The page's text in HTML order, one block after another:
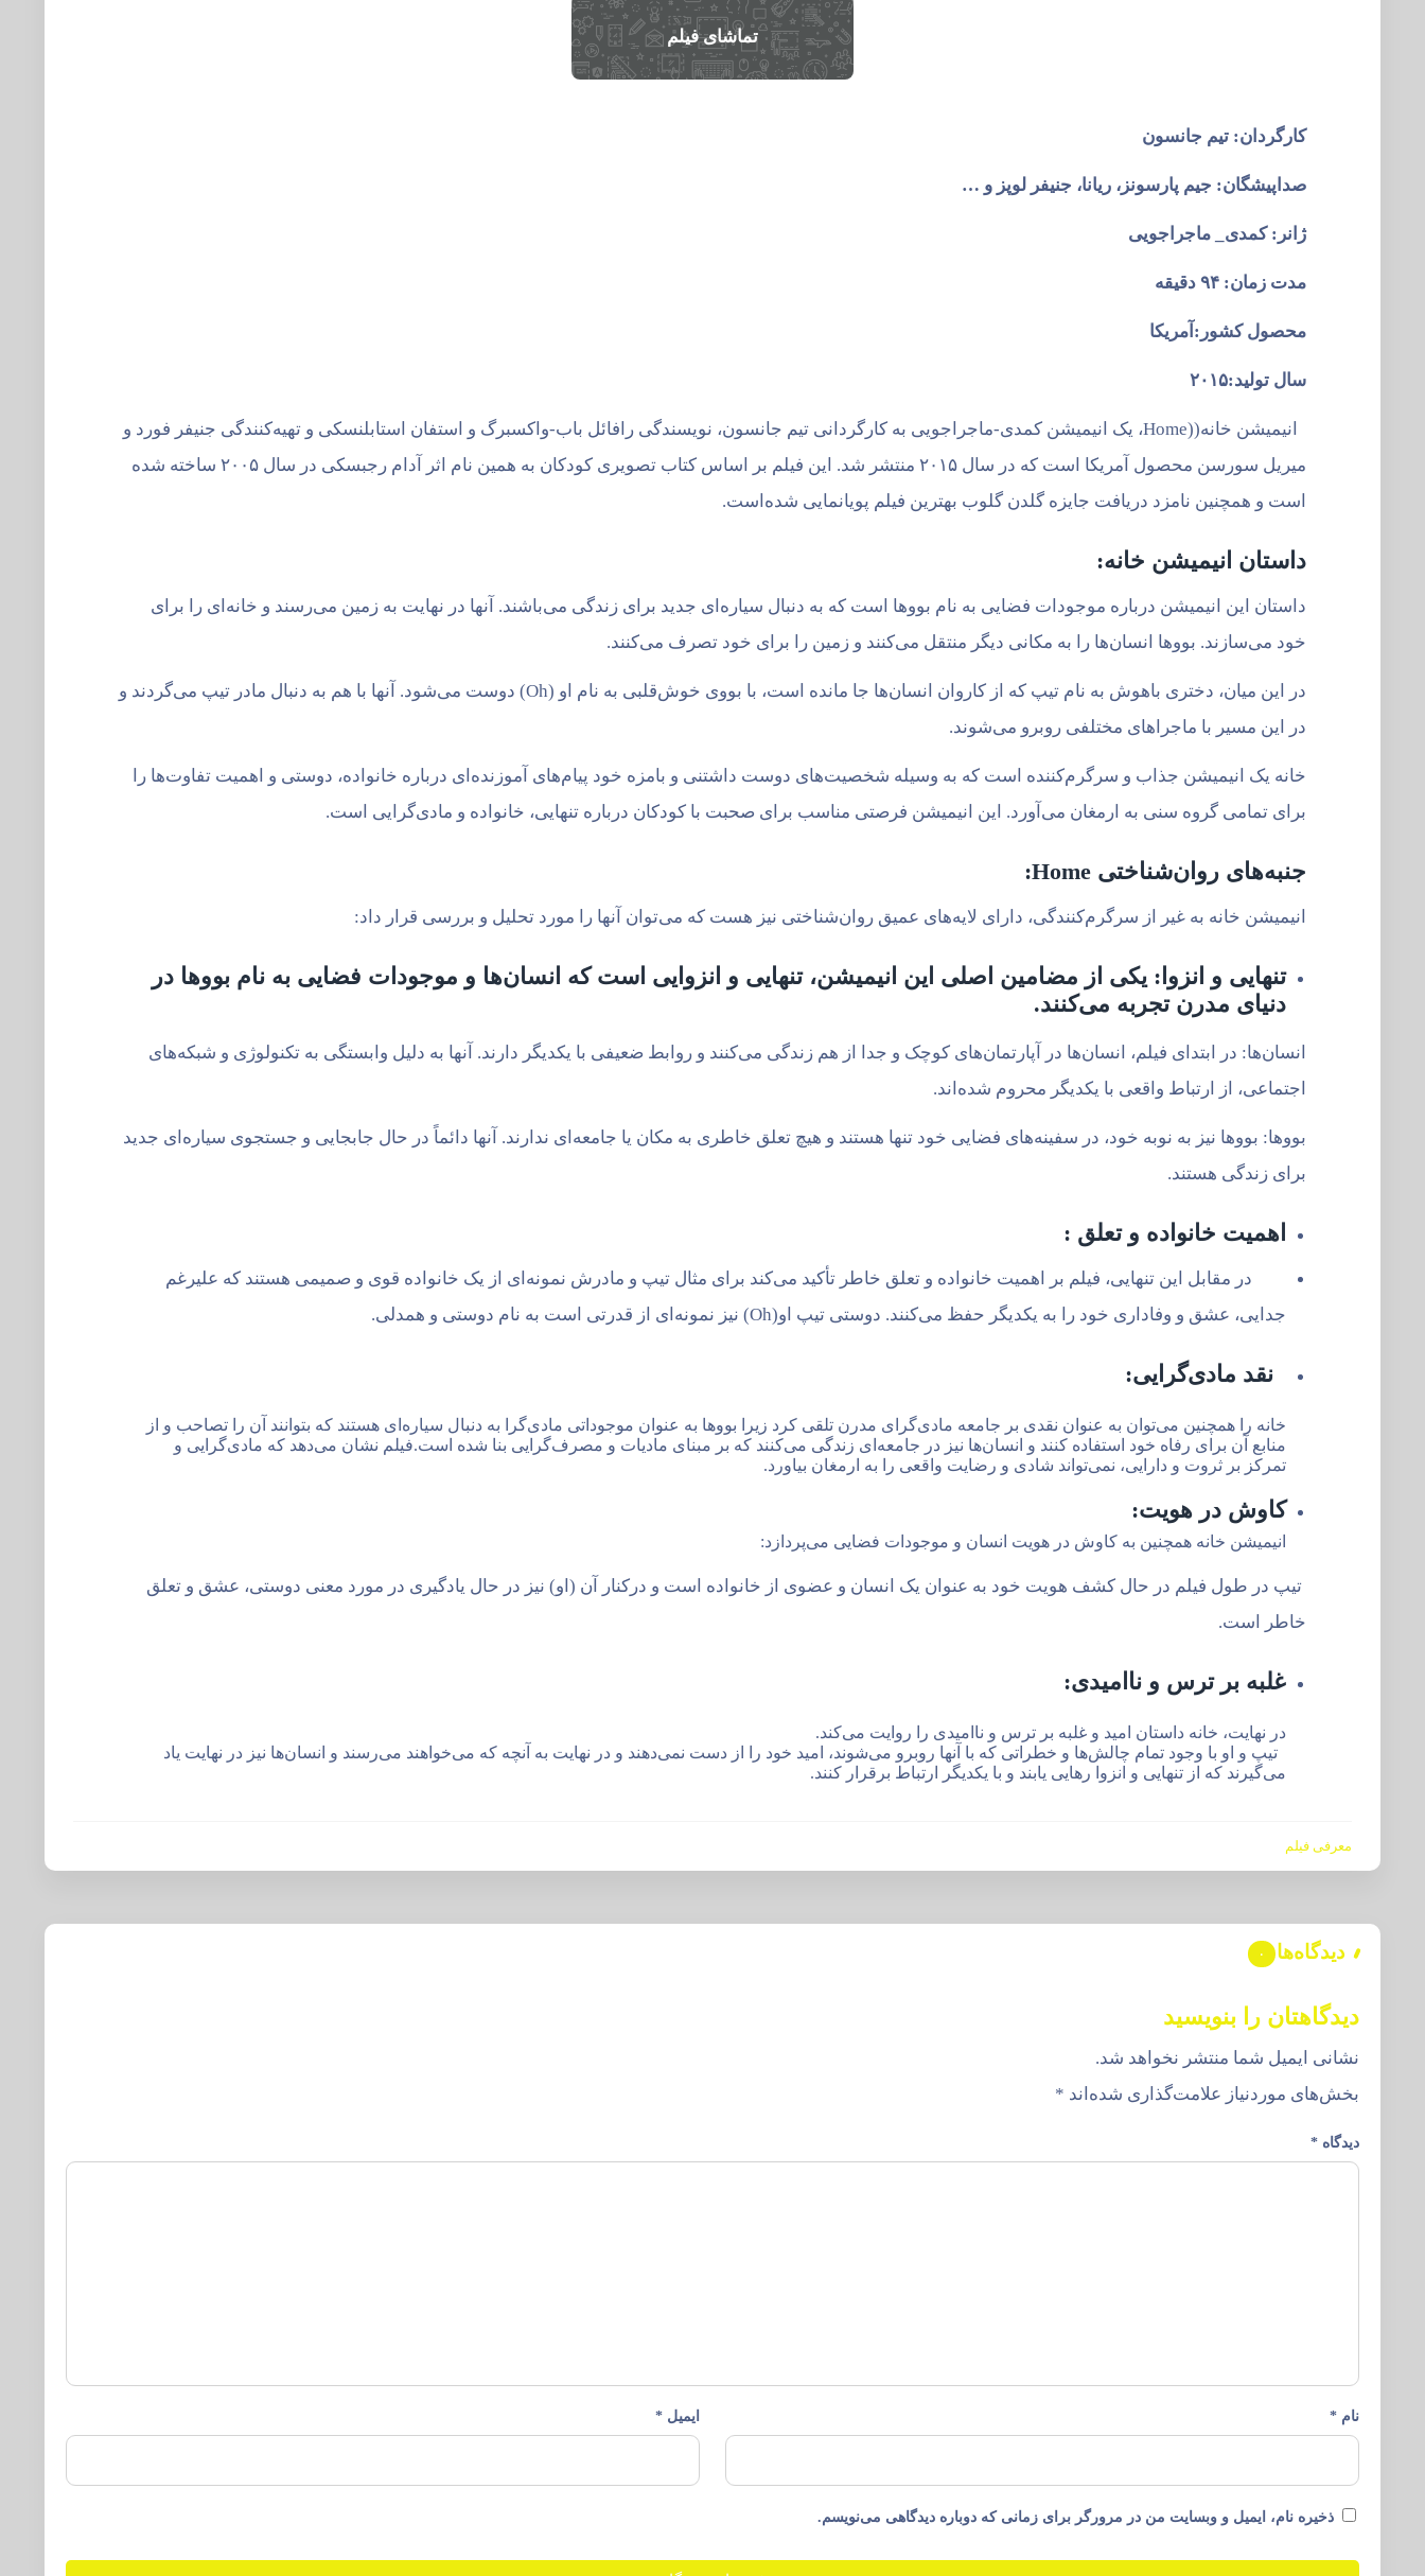
تماشای فیلم
کارگردان: تیم جانسون
صداپیشگان: جیم پارسونز، ریانا، جنیفر لوپز و …
ژانر: کمدی_ ماجراجویی
مدت زمان: ۹۴ دقیقه
محصول کشور:آمریکا
سال تولید:۲۰۱۵
انیمیشن خانه((Home، یک انیمیشن کمدی-ماجراجویی به کارگردانی تیم جانسون، نویسندگی رافائل باب-واکسبرگ و استفان استابلنسکی و تهیه‌کنندگی جنیفر فورد و
میریل سورسن محصول آمریکا است که در سال ۲۰۱۵ منتشر شد. این فیلم بر اساس کتاب تصویری کودکان به همین نام اثر آدام رجبسکی در سال ۲۰۰۵ ساخته شده
است و همچنین نامزد دریافت جایزه گلدن گلوب بهترین فیلم پویانمایی شده‌است.
داستان انیمیشن خانه:
داستان این انیمیشن درباره موجودات فضایی به نام بووها است که به دنبال سیاره‌ای جدید برای زندگی می‌باشند. آنها در نهایت به زمین می‌رسند و خانه‌ای را برای
خود می‌سازند. بووها انسان‌ها را به مکانی دیگر منتقل می‌کنند و زمین را برای خود تصرف می‌کنند.
در این میان، دختری باهوش به نام تیپ که از کاروان انسان‌ها جا مانده است، با بووی خوش‌قلبی به نام او (Oh) دوست می‌شود. آنها با هم به دنبال مادر تیپ می‌گردند و
در این مسیر با ماجراهای مختلفی روبرو می‌شوند.
خانه یک انیمیشن جذاب و سرگرم‌کننده است که به وسیله شخصیت‌های دوست داشتنی و بامزه خود پیام‌های آموزنده‌ای درباره خانواده، دوستی و اهمیت تفاوت‌ها را
برای تمامی گروه سنی به ارمغان می‌آورد. این انیمیشن فرصتی مناسب برای صحبت با کودکان درباره تنهایی، خانواده و مادی‌گرایی است.
جنبه‌های روان‌شناختی Home
:
انیمیشن خانه به غیر از سرگرم‌کنندگی، دارای لایه‌های عمیق روان‌شناختی نیز هست که می‌توان آنها را مورد تحلیل و بررسی قرار داد:
تنهایی و انزوا: یکی از مضامین اصلی این انیمیشن، تنهایی و انزوایی است که انسان‌ها و موجودات فضایی به نام بووها در
دنیای مدرن تجربه می‌کنند.
انسان‌ها: در ابتدای فیلم، انسان‌ها در آپارتمان‌های کوچک و جدا از هم زندگی می‌کنند و روابط ضعیفی با یکدیگر دارند. آنها به دلیل وابستگی به تکنولوژی و شبکه‌های
اجتماعی، از ارتباط واقعی با یکدیگر محروم شده‌اند.
بووها: بووها نیز به نوبه خود، در سفینه‌های فضایی خود تنها هستند و هیچ تعلق خاطری به مکان یا جامعه‌ای ندارند. آنها دائماً در حال جابجایی و جستجوی سیاره‌ای جدید
برای زندگی هستند.
اهمیت خانواده و تعلق :
در مقابل این تنهایی، فیلم بر اهمیت خانواده و تعلق خاطر تأکید می‌کند برای مثال تیپ و مادرش نمونه‌ای از یک خانواده قوی و صمیمی هستند که علیرغم
جدایی، عشق و وفاداری خود را به یکدیگر حفظ می‌کنند. دوستی تیپ او(Oh) نیز نمونه‌ای از قدرتی است به نام دوستی و همدلی.
نقد مادی‌گرایی:
خانه را همچنین می‌توان به عنوان نقدی بر جامعه مادی‌گرای مدرن تلقی کرد زیرا بووها به عنوان موجوداتی مادی‌گرا به دنبال سیاره‌ای هستند که بتوانند آن را تصاحب و از
منابع آن برای رفاه خود استفاده کنند و انسان‌ها نیز در جامعه‌ای زندگی می‌کنند که بر مبنای مادیات و مصرف‌گرایی بنا شده است.فیلم نشان می‌دهد که مادی‌گرایی و
تمرکز بر ثروت و دارایی، نمی‌تواند شادی و رضایت واقعی را به ارمغان بیاورد.
کاوش در هویت:
انیمیشن خانه همچنین به کاوش در هویت انسان و موجودات فضایی می‌پردازد:
تیپ در طول فیلم در حال کشف هویت خود به عنوان یک انسان و عضوی از خانواده است و درکنار آن (او) نیز در حال یادگیری در مورد معنی دوستی، عشق و تعلق
خاطر است.
غلبه بر ترس و ناامیدی:
در نهایت، خانه داستان امید و غلبه بر ترس و ناامیدی را روایت می‌کند.
تیپ و او با وجود تمام چالش‌ها و خطراتی که با آنها روبرو می‌شوند، امید خود را از دست نمی‌دهند و در نهایت به آنچه که می‌خواهند می‌رسند و انسان‌ها نیز در نهایت یاد
می‌گیرند که از تنهایی و انزوا رهایی یابند و با یکدیگر ارتباط برقرار کنند.
معرفی فیلم
دیدگاه‌ها ۰
دیدگاهتان را بنویسید
نشانی ایمیل شما منتشر نخواهد شد.
بخش‌های موردنیاز علامت‌گذاری شده‌اند *
دیدگاه *
نام * ایمیل*
ذخیره نام، ایمیل و وبسایت من در مرورگر برای زمانی که دوباره دیدگاهی می‌نویسم.